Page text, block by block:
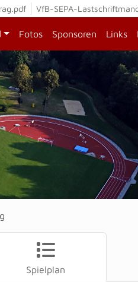
VfB-SEPA-
Fotos Sponsoren Links
Spielplan